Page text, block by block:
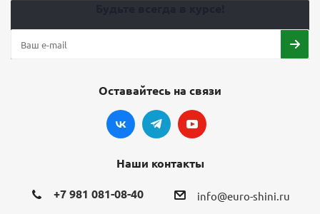
Оставайтесь на связи
Наши контакты
+7 981 081-08-40 info@euro-shini.ru